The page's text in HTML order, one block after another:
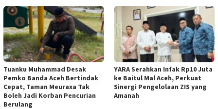
Tuanku Muhammad Desak
Pemko Banda Aceh Bertindak
Cepat, Taman Meuraxa Tak
Boleh Jadi Korban Pencurian
Berulang
YARA Serahkan Infak Rp10 Juta
ke Baitul Mal Aceh, Perkuat
Sinergi Pengelolaan ZIS yang
Amanah